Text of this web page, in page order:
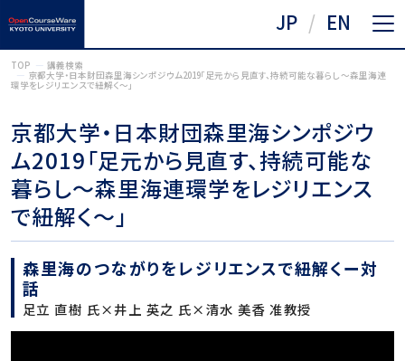
JP EN
TOP 講義検索
京都大学・日本財団森里海シンポジウム2019「足元から見直す、持続可能な暮らし～森里海連
環学をレジリエンスで紐解く～」
京都大学・日本財団森里海シンポジウ
ム2019「足元から見直す、持続可能な
暮らし～森里海連環学をレジリエンス
で紐解く～」
森里海のつながりをレジリエンスで紐解くー対
話
足立 直樹 氏×井上 英之 氏×清水 美香 准教授